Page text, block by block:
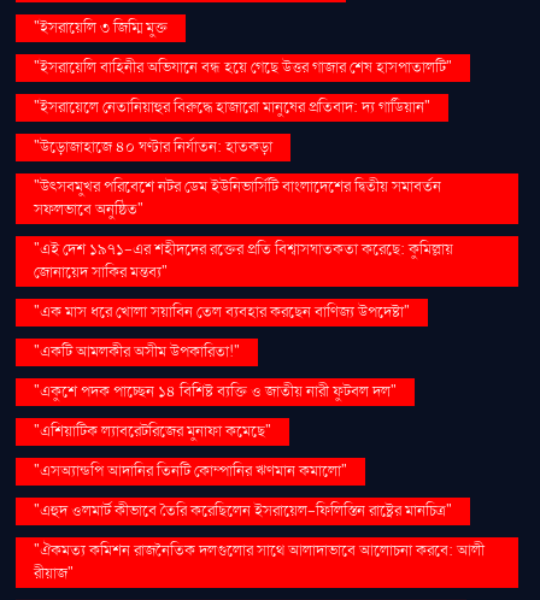
"ইসরায়েলি ৩ জিম্মি মুক্ত
"ইসরায়েলি বাহিনীর অভিযানে বন্ধ হয়ে গেছে উত্তর গাজার শেষ হাসপাতালটি"
"ইসরায়েলে নেতানিয়াহুর বিরুদ্ধে হাজারো মানুষের প্রতিবাদ: দ্য গার্ডিয়ান"
"উড়োজাহাজে ৪০ ঘণ্টার নির্যাতন: হাতকড়া
"উৎসবমুখর পরিবেশে নটর ডেম ইউনিভার্সিটি বাংলাদেশের দ্বিতীয় সমাবর্তন
সফলভাবে অনুষ্ঠিত"
"এই দেশ ১৯৭১-এর শহীদদের রক্তের প্রতি বিশ্বাসঘাতকতা করেছে: কুমিল্লায়
জোনায়েদ সাকির মন্তব্য"
"এক মাস ধরে খোলা সয়াবিন তেল ব্যবহার করছেন বাণিজ্য উপদেষ্টা"
"একটি আমলকীর অসীম উপকারিতা!"
"একুশে পদক পাচ্ছেন ১৪ বিশিষ্ট ব্যক্তি ও জাতীয় নারী ফুটবল দল"
"এশিয়াটিক ল্যাবরেটরিজের মুনাফা কমেছে"
"এসঅ্যান্ডপি আদানির তিনটি কোম্পানির ঋণমান কমালো"
"এহুদ ওলমার্ট কীভাবে তৈরি করেছিলেন ইসরায়েল-ফিলিস্তিন রাষ্ট্রের মানচিত্র"
"ঐকমত্য কমিশন রাজনৈতিক দলগুলোর সাথে আলাদাভাবে আলোচনা করবে: আলী
রীয়াজ"